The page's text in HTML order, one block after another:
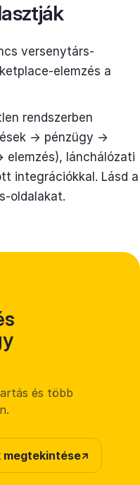
versenytárs-
elemzés a
rendszerben
→ pénzügy →
lánchálózati
integrációkkal. Lásd a
oldalakat.
és több
megtekintése